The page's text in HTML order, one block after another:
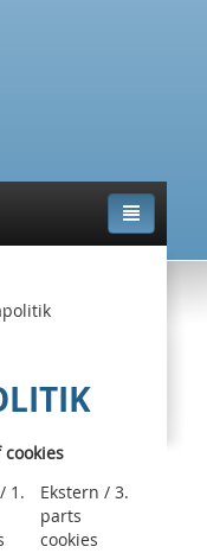
TOGGLE
1.
Ekstern / 3.
parts
cookies